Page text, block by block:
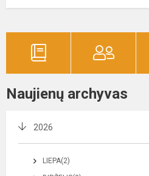
Naujienų archyvas
2026
LIEPA(2)